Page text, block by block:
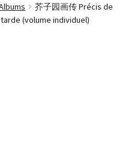
芥子园画传 Précis de
(volume individuel)